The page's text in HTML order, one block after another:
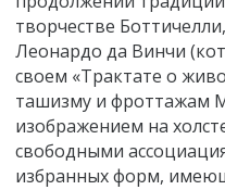
творчестве
Леонардо да Винчи
своем «Трактате о
ташизму и фроттажам
изображением на
свободными
избранных форм,